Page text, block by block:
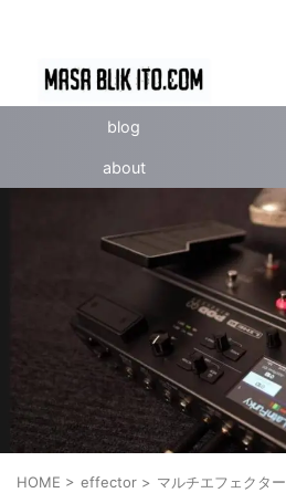
blog
about
HOME > effector > マルチエフェクター